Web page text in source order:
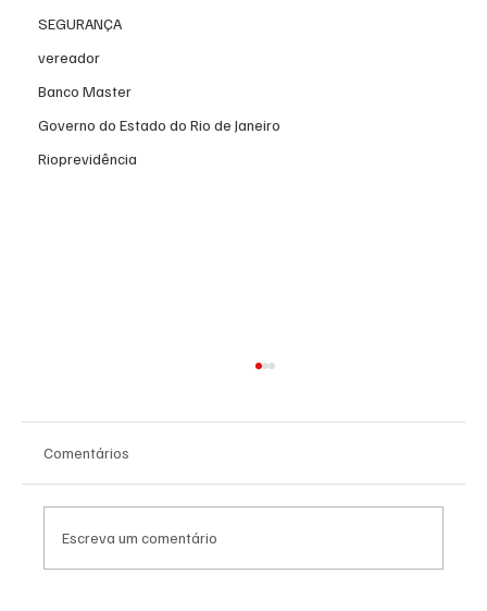
SEGURANÇA
vereador
Banco Master
Governo do Estado do Rio de Janeiro
Rioprevidência
Comentários
Escreva um comentário